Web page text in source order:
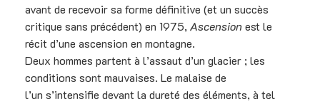
avant de recevoir sa forme définitive (et un succès
critique sans précédent) en 1975, Ascensionest le
récit d’une ascension en montagne.
Deux hommes partent à l’assaut d’un glacier ; les
conditions sont mauvaises. Le malaise de
l’un s’intensifie devant la dureté des éléments, à tel